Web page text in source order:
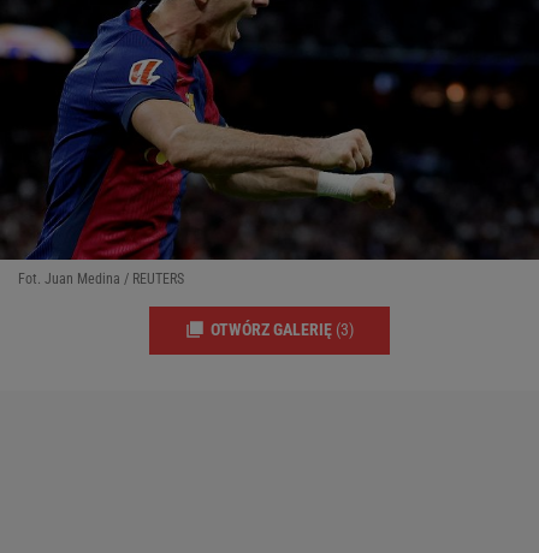
Fot. Juan Medina / REUTERS
OTWÓRZ GALERIĘ (3)